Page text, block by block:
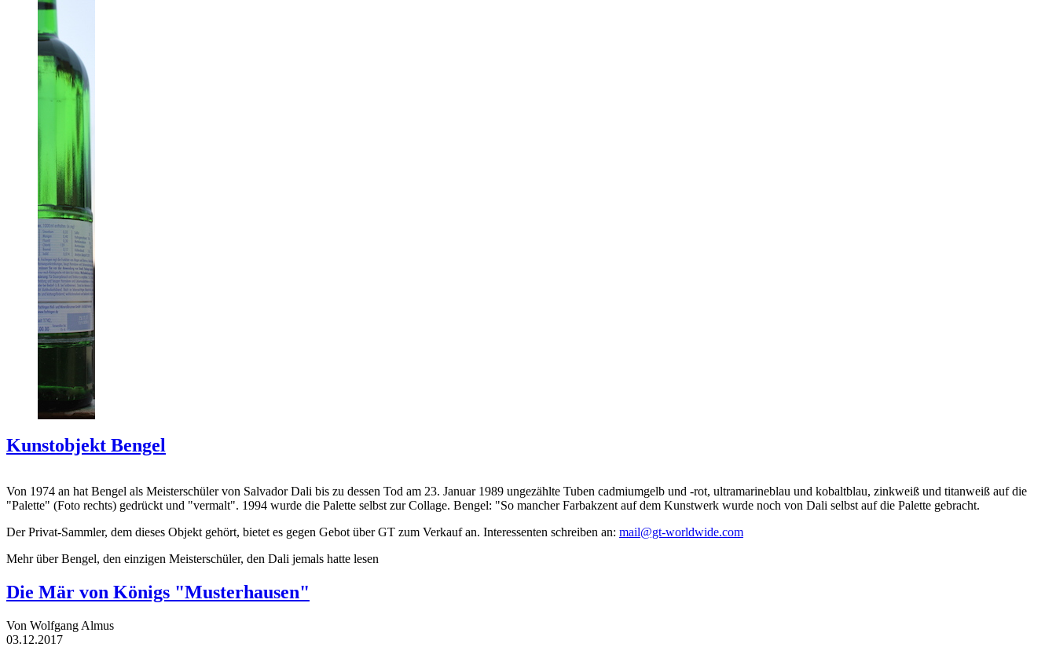
Kunstobjekt Bengel
Von 1974 an hat Bengel als Meisterschüler von Salvador Dali bis zu dessen Tod am 23. Januar 1989 ungezählte Tuben cadmiumgelb und -rot, ultramarineblau und kobaltblau, zinkweiß und titanweiß auf die
"Palette" (Foto rechts) gedrückt und "vermalt". 1994 wurde die Palette selbst zur Collage. Bengel: "So mancher Farbakzent auf dem Kunstwerk wurde noch von Dali selbst auf die Palette gebracht.
Der Privat-Sammler, dem dieses Objekt gehört, bietet es gegen Gebot über GT zum Verkauf an. Interessenten schreiben an: mail@gt-worldwide.com
Mehr über Bengel, den einzigen Meisterschüler, den Dali jemals hatte lesen
Die Mär von Königs "Musterhausen"
Von Wolfgang Almus
03.12.2017